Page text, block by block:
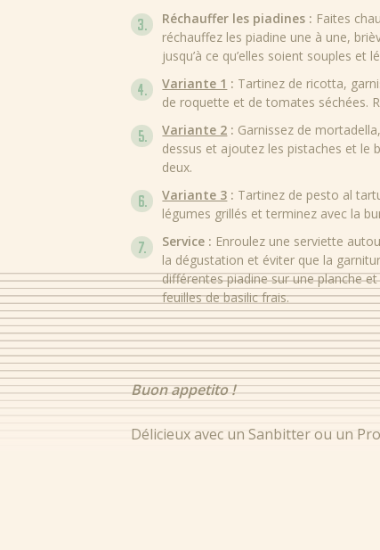
Réchauffer les piadines : Faites
réchauffez les piadine une à une,
jusqu’à ce qu’elles soient souples et
Variante 1 : Tartinez de ricotta,
de roquette et de tomates séchées.
Variante 2 : Garnissez de
dessus et ajoutez les pistaches et le
deux.
Variante 3 : Tartinez de pesto al
légumes grillés et terminez avec la
Service : Enroulez une serviette
la dégustation et éviter que la
différentes piadine sur une planche
feuilles de basilic frais.
Buon appetito !
Délicieux avec un Sanbitter ou un